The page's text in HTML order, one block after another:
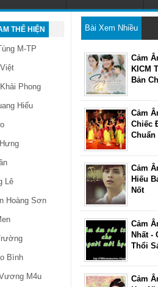
THỂ HIỆN
M-TP
Phong
Hiếu
Lê
Hoàng Sơn
Bình
M4u
Bài Xem Nhiều
Cảm
KICM
Bản
Cảm
Chiếc
Chuẩn
Cảm
Hiếu
Nốt
Cảm
Nhất -
Thổi
Cảm